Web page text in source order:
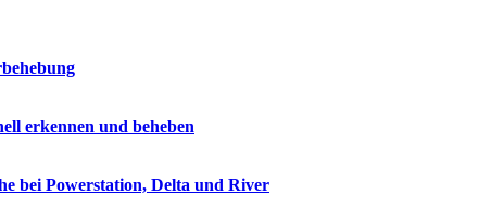
erkennen und beheben
bei Powerstation, Delta und River